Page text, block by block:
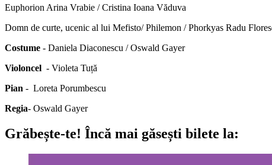
Euphorion Arina Vrabie / Cristina Ioana Văduva
Domn de curte, ucenic al lui Mefisto/ Philemon / Phorkyas Radu
Costume - Daniela Diaconescu / Oswald Gayer
Violoncel - Violeta Tuță
Pian - Loreta Porumbescu
Regia- Oswald Gayer
Grăbește-te! Încă mai găsești bilete la: